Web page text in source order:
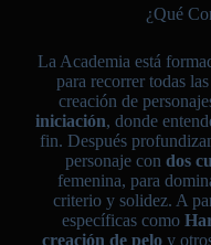
¿Qué
La Academia está
para recorrer todas
creación de
iniciación, donde
fin. Después
personaje con dos
femenina, para
criterio y solidez. A
específicas como
creación de peloy